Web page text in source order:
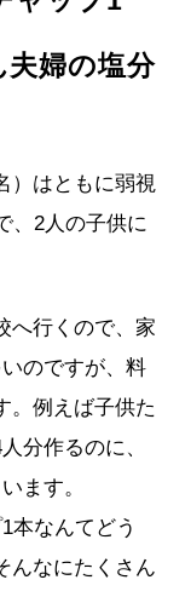
夫婦の塩分
）はともに弱視
、2人の子供に
へ行くので、家
のですが、料
。例えば子供た
分作るのに、
ます。
本なんてどう
んなにたくさん